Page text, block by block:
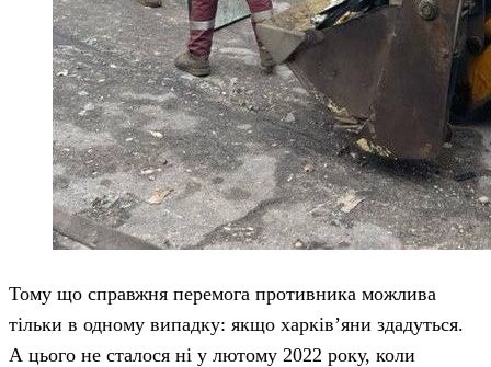
Тому що справжня перемога противника можлива
тільки в одному випадку: якщо харків’яни здадуться.
А цього не сталося ні у лютому 2022 року, коли